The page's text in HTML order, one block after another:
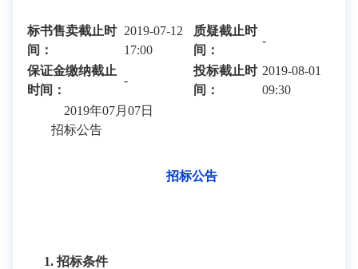
标书售卖截止时
间：
2019-07-12
17:00
质疑截止时
间：
-
保证金缴纳截止
时间：
-
投标截止时
间：
2019-08-01
09:30
2019年07月07日
招标公告
招标公告
1. 招标条件